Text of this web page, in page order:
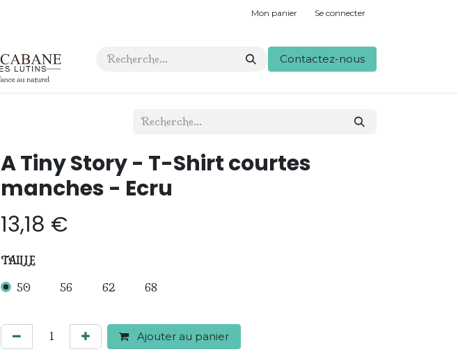
Mon panier Se connecter
Contactez-nous
A Tiny Story - T-Shirt courtes
manches - Ecru
13,18 €
TAILLE
50 56 62 68
Ajouter au panier